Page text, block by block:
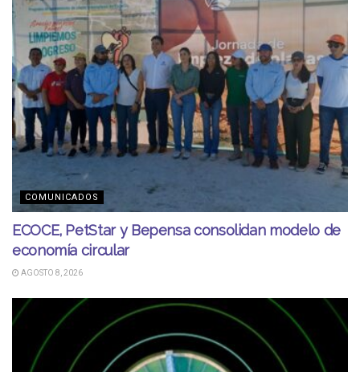
COMUNICADOS
ECOCE, PetStar y Bepensa consolidan modelo de
economía circular
AGOSTO 8, 2026